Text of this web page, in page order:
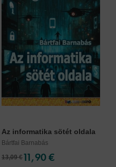
Az informatika sötét oldala
Bártfai Barnabás
13,09 €11,90 €